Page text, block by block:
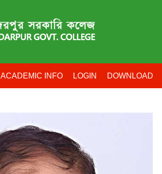
ACADEMIC INFO LOGIN DOWNLOAD